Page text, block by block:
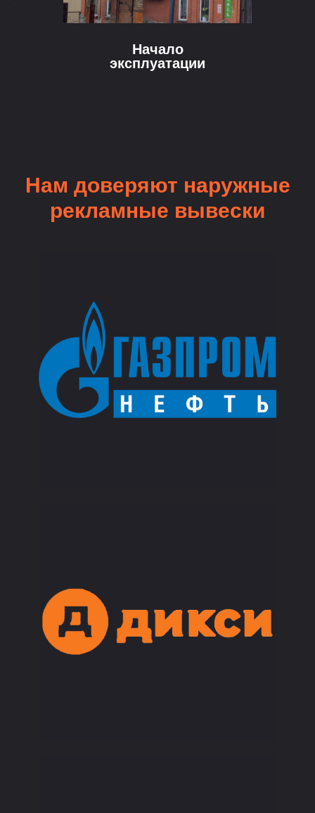
Начало
эксплуатации
Нам доверяют наружные
рекламные вывески